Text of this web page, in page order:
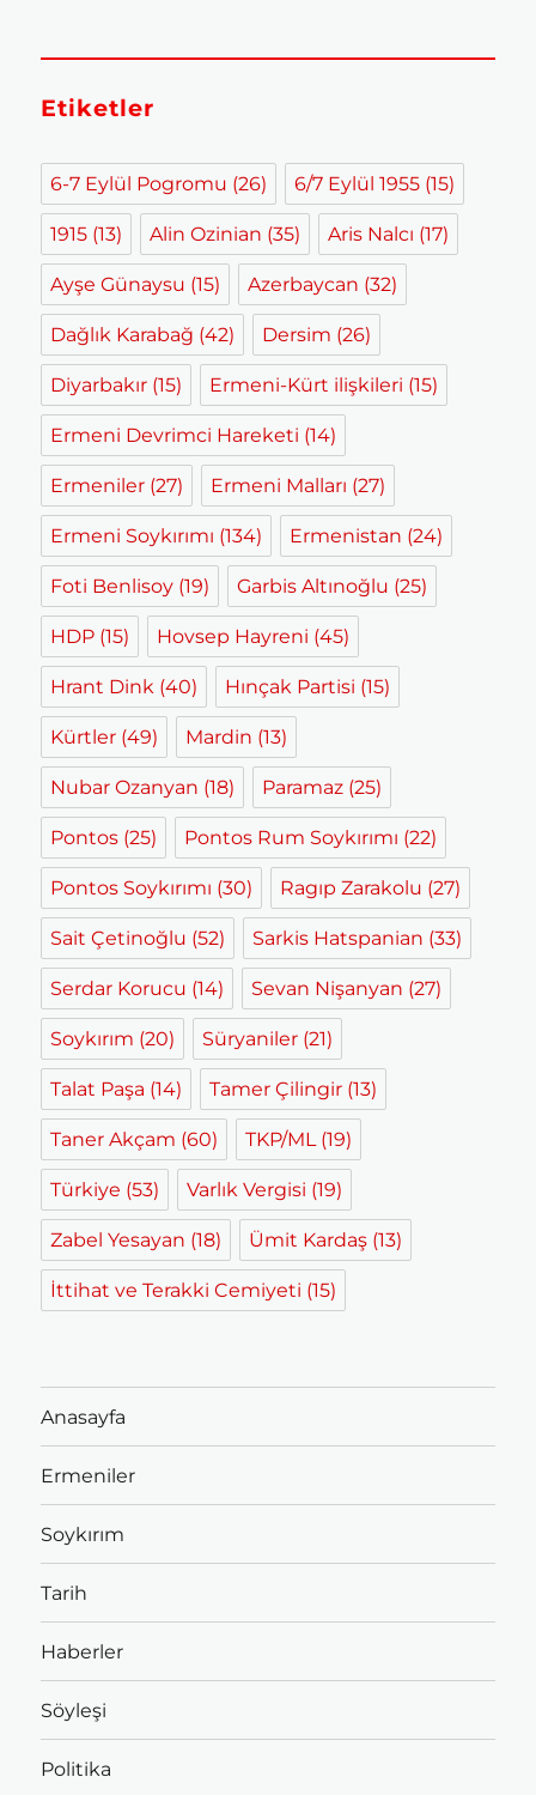
Etiketler
6-7 Eylül Pogromu (26) 6/7 Eylül 1955 (15)
1915 (13) Alin Ozinian (35) Aris Nalcı (17)
Ayşe Günaysu (15) Azerbaycan (32)
Dağlık Karabağ (42) Dersim (26)
Diyarbakır (15) Ermeni-Kürt ilişkileri (15)
Ermeni Devrimci Hareketi (14)
Ermeniler (27) Ermeni Malları (27)
Ermeni Soykırımı (134) Ermenistan (24)
Foti Benlisoy (19) Garbis Altınoğlu (25)
HDP (15) Hovsep Hayreni (45)
Hrant Dink (40) Hınçak Partisi (15)
Kürtler (49) Mardin (13)
Nubar Ozanyan (18) Paramaz (25)
Pontos (25) Pontos Rum Soykırımı (22)
Pontos Soykırımı (30) Ragıp Zarakolu (27)
Sait Çetinoğlu (52) Sarkis Hatspanian (33)
Serdar Korucu (14) Sevan Nişanyan (27)
Soykırım (20) Süryaniler (21)
Talat Paşa (14) Tamer Çilingir (13)
Taner Akçam (60) TKP/ML(19)
Türkiye (53) Varlık Vergisi (19)
Zabel Yesayan (18) Ümit Kardaş (13)
İttihat ve Terakki Cemiyeti (15)
Anasayfa
Ermeniler
Soykırım
Tarih
Haberler
Söyleşi
Politika